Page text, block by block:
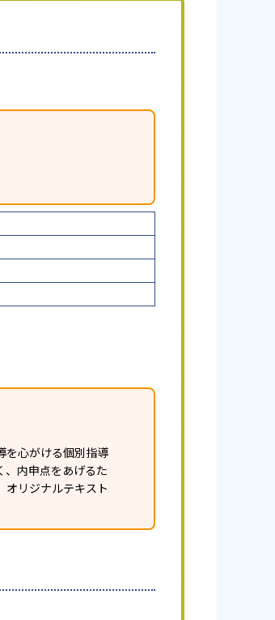
を心がける個別指導
、内申点をあげるた
オリジナルテキスト